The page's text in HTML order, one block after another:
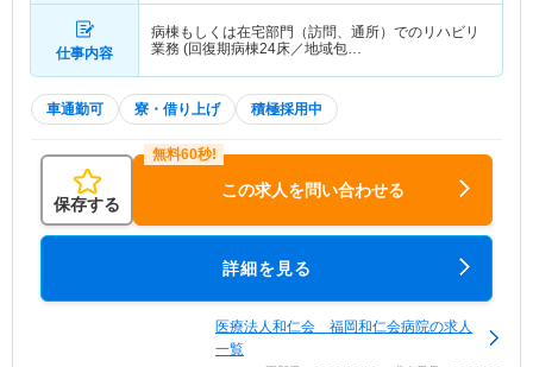
仕事内容
病棟もしくは在宅部門（訪問、通所）でのリハビリ
業務 (回復期病棟24床／地域包…
車通勤可 寮・借り上げ 積極採用中
保存する
この求人を問い合わせる
詳細を見る
医療法人和仁会 福岡和仁会病院の求人
一覧